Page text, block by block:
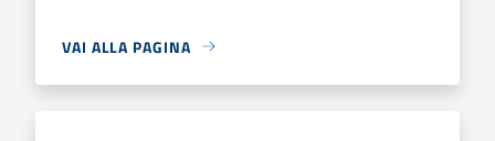
VAI ALLA PAGINA